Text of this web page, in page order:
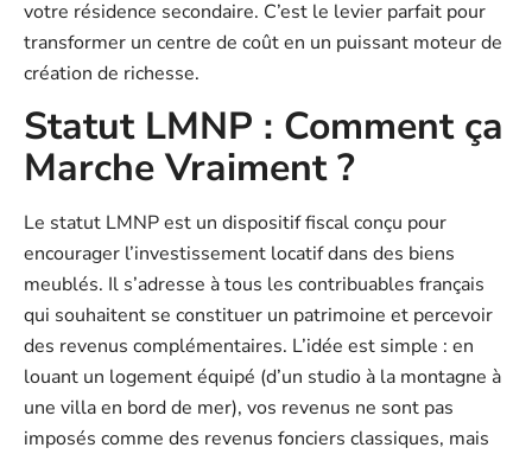
votre résidence secondaire. C’est le levier parfait pour
transformer un centre de coût en un puissant moteur de
création de richesse.
Statut LMNP : Comment ça
Marche Vraiment ?
Le statut LMNP est un dispositif fiscal conçu pour
encourager l’investissement locatif dans des biens
meublés. Il s’adresse à tous les contribuables français
qui souhaitent se constituer un patrimoine et percevoir
des revenus complémentaires. L’idée est simple : en
louant un logement équipé (d’un studio à la montagne à
une villa en bord de mer), vos revenus ne sont pas
imposés comme des revenus fonciers classiques, mais